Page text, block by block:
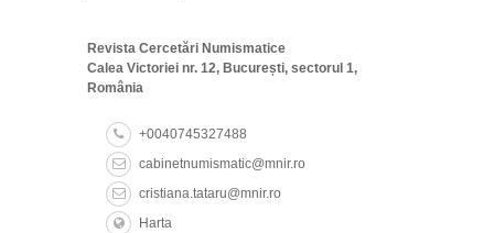
Revista Cercetări Numismatice
Calea Victoriei nr. 12, București, sectorul 1,
România
+0040745327488
cabinetnumismatic@mnir.ro
cristiana.tataru@mnir.ro
Harta